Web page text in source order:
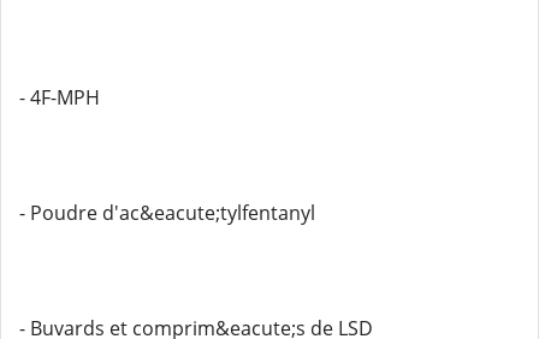
- 4F-MPH
- Poudre d'ac&eacute;tylfentanyl
- Buvards et comprim&eacute;s de LSD